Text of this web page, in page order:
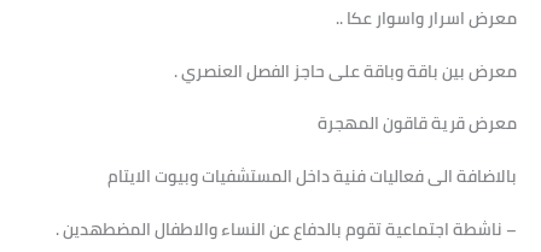
معرض اسرار واسوار عكا ..
معرض بين باقة وباقة على حاجز الفصل العنصري .
معرض قرية قاقون المهجرة
بالاضافة الى فعاليات فنية داخل المستشفيات وبيوت الايتام
– ناشطة اجتماعية تقوم بالدفاع عن النساء والاطفال المضطهدين .